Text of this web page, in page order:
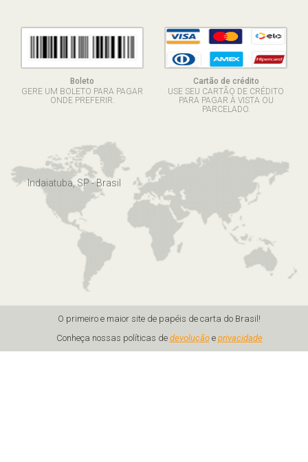
Boleto
GERE UM BOLETO PARA PAGAR
ONDE PREFERIR.
Cartão de crédito
USE SEU CARTÃO DE CRÉDITO
PARA PAGAR À VISTA OU
PARCELADO.
Indaiatuba, SP - Brasil
O primeiro e maior site de papéis de carta do Brasil!
Conheça nossas políticas de devoluçãoe privacidade